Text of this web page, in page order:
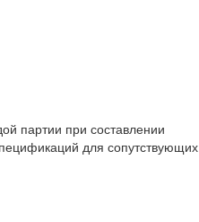
партии при составлении
для сопутствующих